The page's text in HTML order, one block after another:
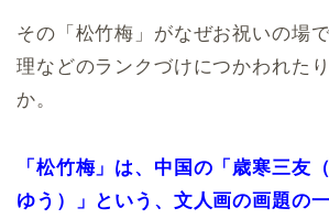
その「松竹梅」がなぜお祝いの場
理などのランクづけにつかわれた
か。
「松竹梅」は、中国の「歳寒三友
ゆう）」という、文人画の画題の